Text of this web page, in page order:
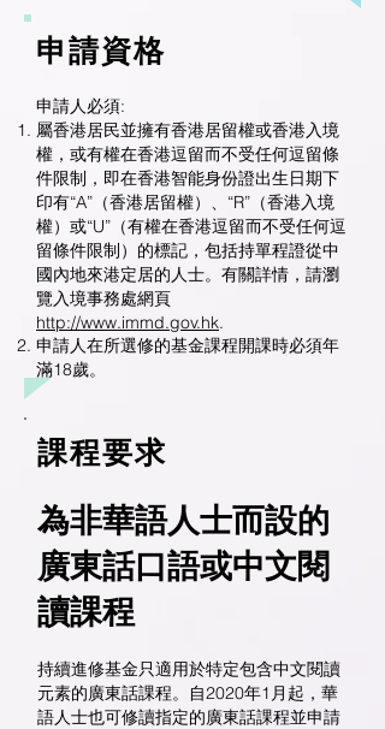
申請資格
申請人必須:
屬香港居民並擁有香港居留權或香港入境
權，或有權在香港逗留而不受任何逗留條
件限制，即在香港智能身份證出生日期下
印有“A”（香港居留權）、“R”（香港入境
權）或“U”（有權在香港逗留而不受任何逗
留條件限制）的標記，包括持單程證從中
國內地來港定居的人士。有關詳情，請瀏
覽入境事務處網頁
http://www.immd.gov.hk.
申請人在所選修的基金課程開課時必須年
滿18歲。
課程要求
為非華語人士而設的
廣東話口語或中文閱
讀課程
持續進修基金只適用於特定包含中文閱讀
元素的廣東話課程。自2020年1月起，華
語人士也可修讀指定的廣東話課程並申請